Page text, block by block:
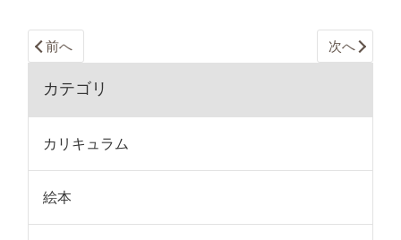
前へ 次へ
カテゴリ
カリキュラム
絵本